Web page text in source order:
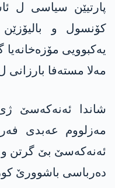
پارتیێن سیاسی ل
كۆنسول و بالیۆزێن
یه‌كبوویی
مه‌لا مسته‌فا
شاندا ئه‌نه‌كه‌سێ
مه‌زلووم عه‌بدی
ئه‌نه‌كه‌سێ بێ گرتن
ده‌رباسی باشوورێ